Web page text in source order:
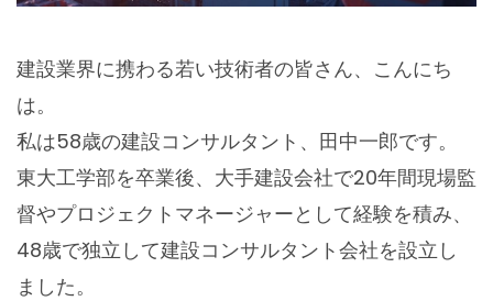
建設業界に携わる若い技術者の皆さん、こんにち
は。
私は58歳の建設コンサルタント、田中一郎です。
東大工学部を卒業後、大手建設会社で20年間現場監
督やプロジェクトマネージャーとして経験を積み、
48歳で独立して建設コンサルタント会社を設立し
ました。